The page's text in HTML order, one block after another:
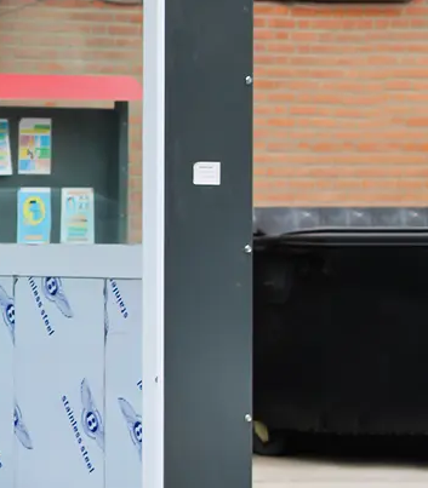
وبلاگ
درباره ما
تماس باما